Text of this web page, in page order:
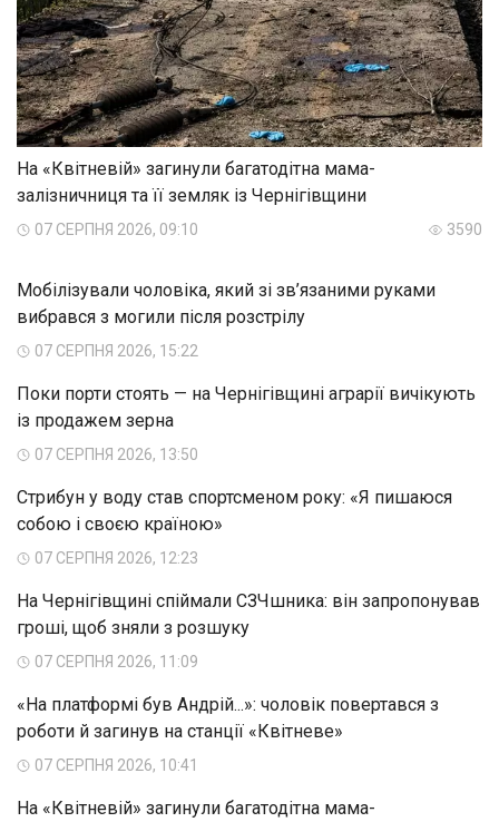
На «Квітневій» загинули багатодітна мама-
залізничниця та її земляк із Чернігівщини
07 СЕРПНЯ 2026, 09:10 3590
Мобілізували чоловіка, який зі зв’язаними руками
вибрався з могили після розстрілу
07 СЕРПНЯ 2026, 15:22
Поки порти стоять — на Чернігівщині аграрії вичікують
із продажем зерна
07 СЕРПНЯ 2026, 13:50
Стрибун у воду став спортсменом року: «Я пишаюся
собою і своєю країною»
07 СЕРПНЯ 2026, 12:23
На Чернігівщині спіймали СЗЧшника: він запропонував
гроші, щоб зняли з розшуку
07 СЕРПНЯ 2026, 11:09
«На платформі був Андрій...»: чоловік повертався з
роботи й загинув на станції «Квітневе»
07 СЕРПНЯ 2026, 10:41
На «Квітневій» загинули багатодітна мама-